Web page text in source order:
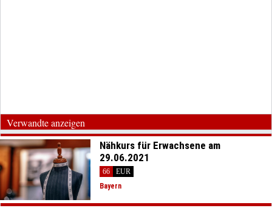
Verwandte anzeigen
Nähkurs für Erwachsene am
29.06.2021
66
EUR
Bayern